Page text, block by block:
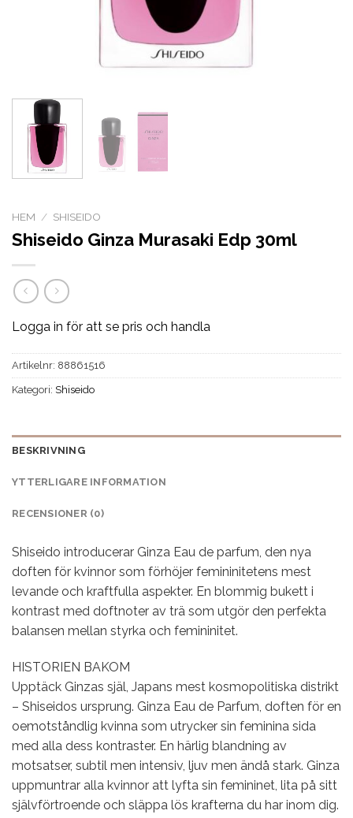
HEM / SHISEIDO
Shiseido Ginza Murasaki Edp 30ml
Logga in för att se pris och handla
Artikelnr: 88861516
Kategori: Shiseido
BESKRIVNING
YTTERLIGARE INFORMATION
RECENSIONER (0)
Shiseido introducerar Ginza Eau de parfum, den nya
doften för kvinnor som förhöjer femininitetens mest
levande och kraftfulla aspekter. En blommig bukett i
kontrast med doftnoter av trä som utgör den perfekta
balansen mellan styrka och femininitet.
HISTORIEN BAKOM
Upptäck Ginzas själ, Japans mest kosmopolitiska distrikt
– Shiseidos ursprung. Ginza Eau de Parfum, doften för en
oemotståndlig kvinna som utrycker sin feminina sida
med alla dess kontraster. En härlig blandning av
motsatser, subtil men intensiv, ljuv men ändå stark. Ginza
uppmuntrar alla kvinnor att lyfta sin femininet, lita på sitt
självförtroende och släppa lös krafterna du har inom dig.